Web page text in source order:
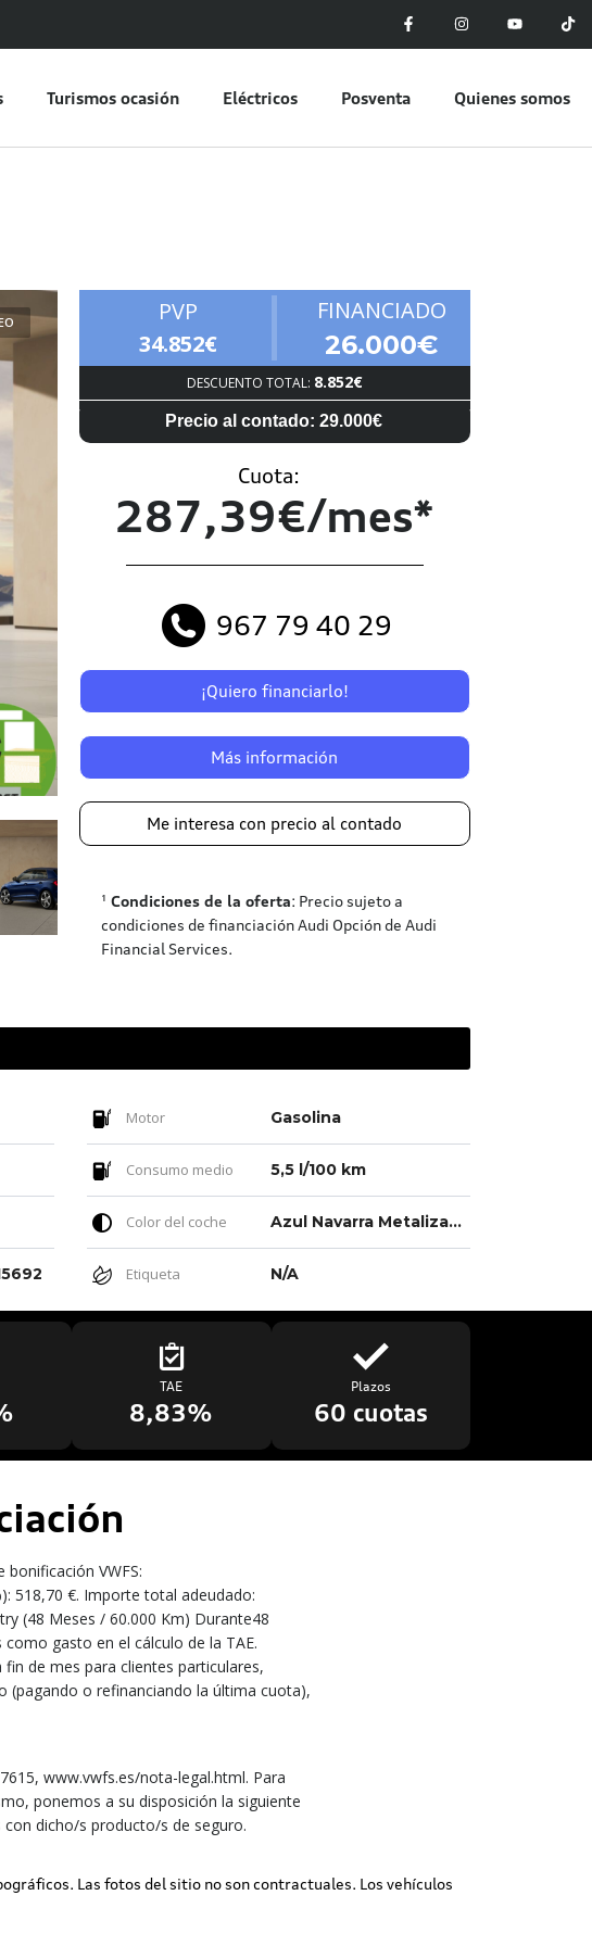
Turismos ocasión Eléctricos Posventa Quienes somos
PVP
34.852€
FINANCIADO
26.000€
DESCUENTO TOTAL: 8.852€
Precio al contado: 29.000€
Cuota:
287,39€/mes*
967 79 40 29
¡Quiero financiarlo!
Más información
Me interesa con precio al contado
¹ Condiciones de la oferta: Precio sujeto a
condiciones de financiación Audi Opción de Audi
Financial Services.
Motor Gasolina
Consumo medio 5,5 l/100 km
Color del coche Azul Navarra Metalizado Negro Mito Metalizado
Etiqueta N/A
TAE
8,83%
Plazos
60 cuotas
VWFS:
518,70 €. Importe total adeudado:
(48 Meses / 60.000 Km) Durante48
gasto en el cálculo de la TAE.
de mes para clientes particulares,
(pagando o refinanciando la última cuota),
www.vwfs.es/nota-legal.html. Para
ponemos a su disposición la siguiente
dicho/s producto/s de seguro.
Las fotos del sitio no son contractuales. Los vehículos